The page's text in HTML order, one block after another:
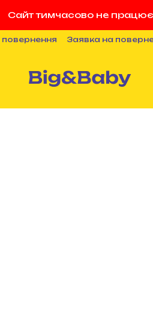
Сайт тимчасово не працює
повернення Заявка на